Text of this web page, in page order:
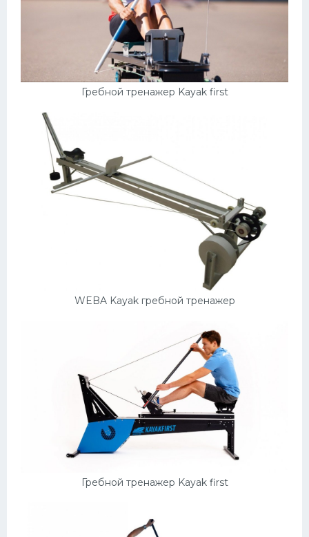
Гребной тренажер Kayak first
WEBA Kayak гребной тренажер
Гребной тренажер Kayak first